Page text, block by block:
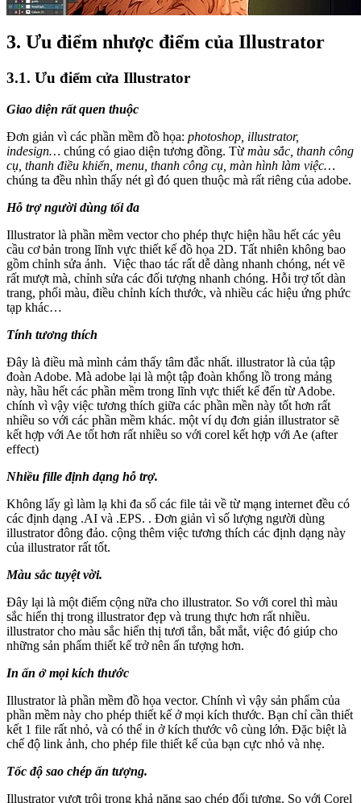
3. Ưu điểm nhược điểm của Illustrator
3.1. Ưu điểm cửa Illustrator
Giao diện rất quen thuộc
Đơn giản vì các phần mềm đồ họa: photoshop, illustrator,
indesign… chúng có giao diện tương đồng. Từ màu sắc, thanh công
cụ, thanh điều khiển, menu, thanh công cụ, màn hình làm việc…
chúng ta đều nhìn thấy nét gì đó quen thuộc mà rất riêng của adobe.
Hỗ trợ người dùng tối đa
Illustrator là phần mềm vector cho phép thực hiện hầu hết các yêu
cầu cơ bản trong lĩnh vực thiết kế đồ họa 2D. Tất nhiên không bao
gồm chỉnh sửa ảnh. Việc thao tác rất dễ dàng nhanh chóng, nét vẽ
rất mượt mà, chỉnh sửa các đối tượng nhanh chóng. Hỗi trợ tốt dàn
trang, phối màu, điều chỉnh kích thước, và nhiều các hiệu ứng phức
tạp khác…
Tính tương thích
Đây là điều mà mình cảm thấy tâm đắc nhất. illustrator là của tập
đoàn Adobe. Mà adobe lại là một tập đoàn khổng lồ trong mảng
này, hầu hết các phần mềm trong lĩnh vực thiết kế đến từ Adobe.
chính vì vậy việc tương thích giữa các phần mền này tốt hơn rất
nhiều so với các phần mềm khác. một ví dụ đơn giản illustrator sẽ
kết hợp với Ae tốt hơn rất nhiều so với corel kết hợp với Ae (after
effect)
Nhiều fille định dạng hỗ trợ.
Không lấy gì làm lạ khi đa số các file tải về từ mạng internet đều có
các định dạng .AI và .EPS. . Đơn giản vì số lượng người dùng
illustrator đông đảo. cộng thêm việc tương thích các định dạng này
của illustrator rất tốt.
Màu sắc tuyệt vời.
Đây lại là một điểm cộng nữa cho illustrator. So với corel thì màu
sắc hiển thị trong illustrator đẹp và trung thực hơn rất nhiều.
illustrator cho màu sắc hiển thị tươi tắn, bắt mắt, việc đó giúp cho
những sản phẩm thiết kế trở nên ấn tượng hơn.
In ấn ở mọi kích thước
Illustrator là phần mềm đồ họa vector. Chính vì vậy sản phẩm của
phần mềm này cho phép thiết kế ở mọi kích thước. Bạn chỉ cần thiết
kết 1 file rất nhỏ, và có thể in ở kích thước vô cùng lớn. Đặc biệt là
chế độ link ảnh, cho phép file thiết kế của bạn cực nhỏ và nhẹ.
Tốc độ sao chép ấn tượng.
Illustrator vượt trội trong khả năng sao chép đối tượng. So với Corel